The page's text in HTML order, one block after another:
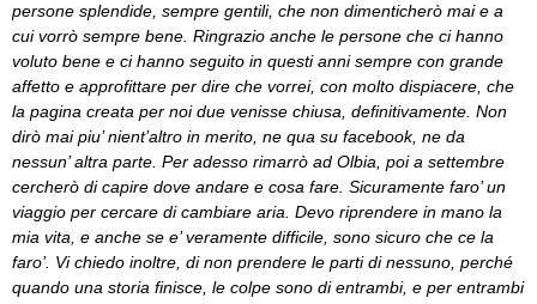
persone splendide, sempre gentili, che non dimenticherò mai e a
cui vorrò sempre bene. Ringrazio anche le persone che ci hanno
voluto bene e ci hanno seguito in questi anni sempre con grande
affetto e approfittare per dire che vorrei, con molto dispiacere, che
la pagina creata per noi due venisse chiusa, definitivamente. Non
dirò mai piu’ nient’altro in merito, ne qua su facebook, ne da
nessun’ altra parte. Per adesso rimarrò ad Olbia, poi a settembre
cercherò di capire dove andare e cosa fare. Sicuramente faro’ un
viaggio per cercare di cambiare aria. Devo riprendere in mano la
mia vita, e anche se e’ veramente difficile, sono sicuro che ce la
faro’. Vi chiedo inoltre, di non prendere le parti di nessuno, perché
quando una storia finisce, le colpe sono di entrambi, e per entrambi